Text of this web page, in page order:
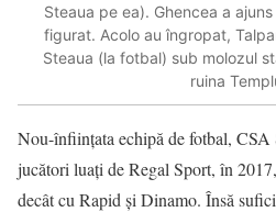
Steaua pe ea). Ghencea a
figurat. Acolo au îngropat,
Steaua (la fotbal) sub molozul
ruina
Nou-înființata echipă de fotbal, CSA
jucători luați de Regal Sport, în
decât cu Rapid și Dinamo. Însă